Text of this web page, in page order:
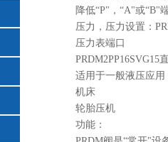
降低“P"，“A"或“B"
压力，压力设置：
压力表端口
PRDM2PP16SVG15
适用于一般液压应用
机床
轮胎压机
功能：